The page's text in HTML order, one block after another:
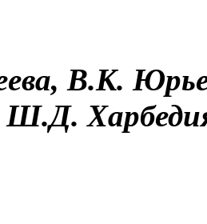
В.К.
Ш.Д.